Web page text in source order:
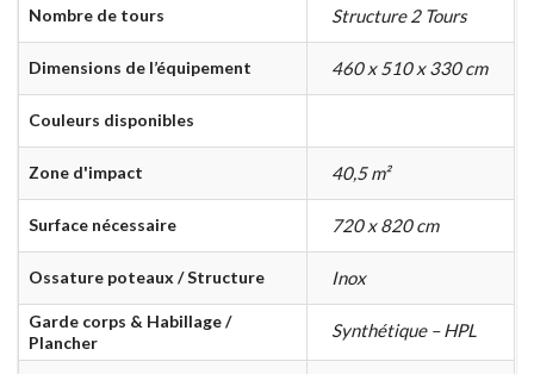
Nombre de tours Structure 2 Tours
Dimensions de l’équipement 460 x 510 x 330 cm
Couleurs disponibles
Zone d'impact 40,5 m²
Surface nécessaire 720 x 820 cm
Ossature poteaux / Structure Inox
Garde corps & Habillage /
Plancher
Synthétique – HPL